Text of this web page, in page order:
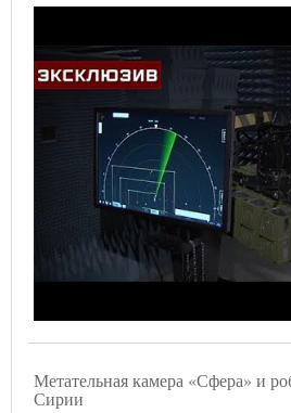
Метательная камера «Сфера» и
Сирии